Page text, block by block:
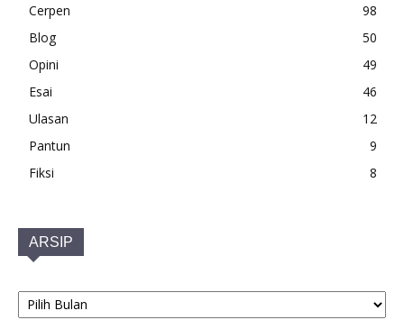
Cerpen
98
Blog
50
Opini
49
Esai
46
Ulasan
12
Pantun
9
Fiksi
8
ARSIP
ARSIP